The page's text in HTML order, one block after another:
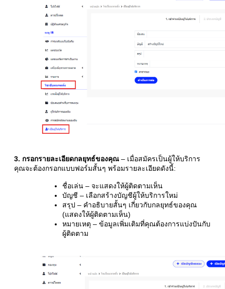
3. กรอกรายละเอียดกลยุทธ์ของคุณ – เมื่อสมัครเป็นผู้ให้บริการ
คุณจะต้องกรอกแบบฟอร์มสั้นๆ พร้อมรายละเอียดดังนี้:
ชื่อเล่น – จะแสดงให้ผู้ติดตามเห็น
บัญชี – เลือกสร้างบัญชีผู้ให้บริการใหม่
สรุป – คำอธิบายสั้นๆ เกี่ยวกับกลยุทธ์ของคุณ
(แสดงให้ผู้ติดตามเห็น)
หมายเหตุ – ข้อมูลเพิ่มเติมที่คุณต้องการแบ่งปันกับ
ผู้ติดตาม